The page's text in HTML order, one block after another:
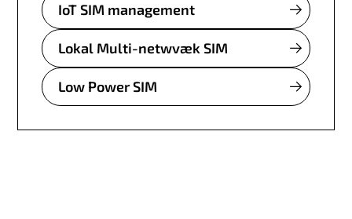
IoT SIM management
Lokal Multi-netwvæk SIM
Low Power SIM